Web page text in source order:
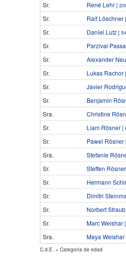
Sr.
René Lehr [
Sr.
Ralf Löschner
Sr. Daniel Lutz [
Sr.
Parzival
Sr.
Alexander
Sr.
Lukas Rachor
Sr.
Javier
Sr.
Benjamin
Sra.
Christine
Sr.
Liam Rösner [
Sr. Pawel Rösner
Sra.
Stefanie
Sr.
Steffen Rösner
Sr.
Hermann
Sr.
Dimitri
Sr.
Norbert Straub
Sr.
Marc Weishar
Sra.
Maya Weishar
C.d.E. = Categoría de edad